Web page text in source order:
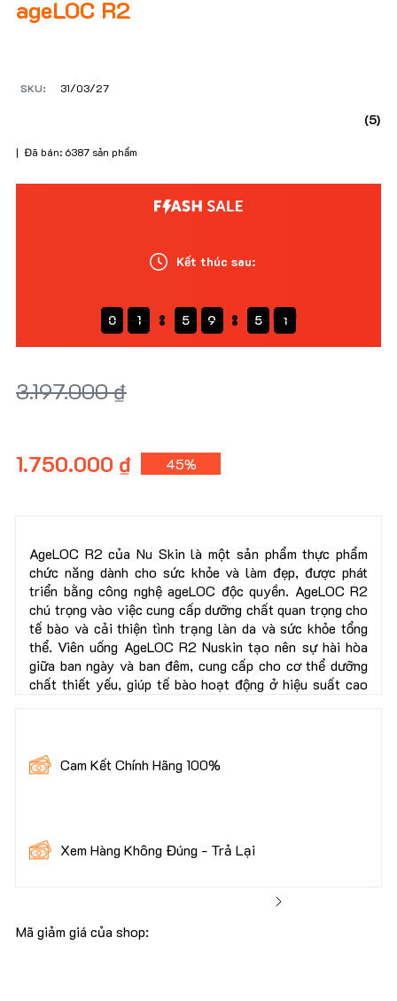
ageLOC R2
SKU: 31/03/27
| Đã bán: 6387 sản phẩm
(5)
3.197.000 ₫
1.750.000 ₫ 45%
AgeLOC R2 của Nu Skin là một sản phẩm thực phẩm
chức năng dành cho sức khỏe và làm đẹp, được phát
triển bằng công nghệ ageLOC độc quyền. AgeLOC R2
chú trọng vào việc cung cấp dưỡng chất quan trọng cho
tế bào và cải thiện tình trạng làn da và sức khỏe tổng
thể. Viên uống AgeLOC R2 Nuskin tạo nên sự hài hòa
giữa ban ngày và ban đêm, cung cấp cho cơ thể dưỡng
chất thiết yếu, giúp tế bào hoạt động ở hiệu suất cao
Mua 1 AgeLOC R2 - Nhận 6 Quà Tặng Giá Trị Hơn
600.000đ, bao gồm:
🎁x1 Trà Gừng Hỗ Trợ Tiêu Hóa 60k
🎁x1 Bông Tẩy Trang Cao Cấp 222 Miếng 85k
👉 Bạn được kiểm tra hàng trước khi thanh toán, để
Cam Kết Chính Hãng 100%
Xem Hàng Không Đúng - Trả Lại
30.000 Khách Hàng Đang Tin Dùng Nu88
Mã giảm giá của shop:
0
0
0
0 1111 5
5
5
5 9
9
9
9 4
4
4
4 9999
Kết thúc sau: